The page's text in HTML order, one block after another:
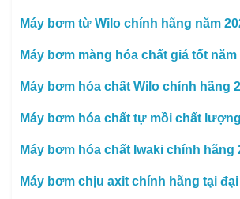
Máy bơm từ Wilo chính hãng năm
Máy bơm màng hóa chất giá tốt năm
Máy bơm hóa chất Wilo chính hãng
Máy bơm hóa chất tự mồi chất
Máy bơm hóa chất Iwaki chính hãng
Máy bơm chịu axit chính hãng tại